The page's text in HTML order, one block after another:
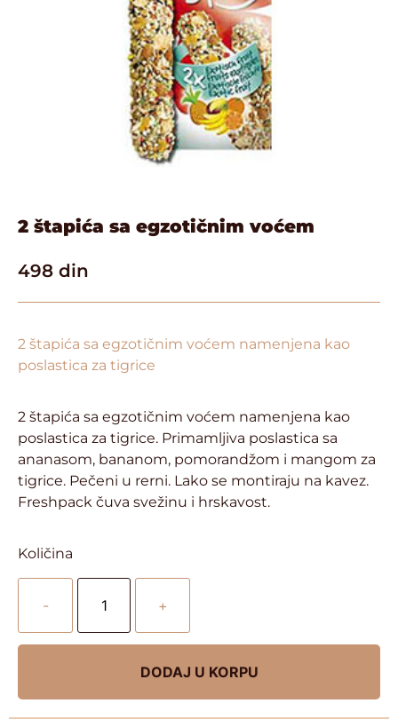
2 štapića sa egzotičnim voćem
498 din
2 štapića sa egzotičnim voćem namenjena kao
poslastica za tigrice
2 štapića sa egzotičnim voćem namenjena kao
poslastica za tigrice. Primamljiva poslastica sa
ananasom, bananom, pomorandžom i mangom za
tigrice. Pečeni u rerni. Lako se montiraju na kavez.
Freshpack čuva svežinu i hrskavost.
Količina
- +
DODAJ U KORPU